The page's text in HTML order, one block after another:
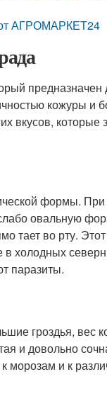
АГРОМАРКЕТ24
предназначен
кожуры и
вкусов, которые
формы.
овальную
тает во рту.
холодных
паразиты.
гроздья, вес
и довольно
морозам и к